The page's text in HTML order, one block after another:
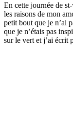
En cette journée de
les raisons de mon
petit bout que je n’ai
que je n’étais pas
sur le vert et j’ai